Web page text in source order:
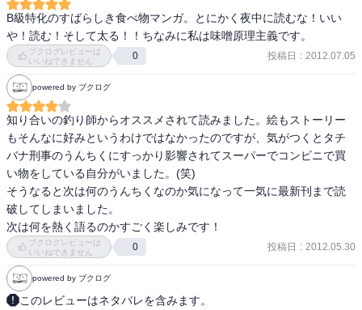
牛丼とかカレーとか立ち食いそばとかインスタントラーメンとか餃
子の王将とか、具体的な店名や商品名（実在）もあげつつ、ひたす
ら食い物について刑事タチバナがこだわりを語る漫画。
それがもう、今思い出しても腹が減る！！
そして金がかからない！！（笑）
いいマンガだ、２巻以降も買おう。あと行こう。
B級特化のすばらしき食べ物マンガ。とにかく夜中に読むな！いい
や！読む！そして太る！！ちなみに私は味噌原理主義です。
ブクログレビューは
いいねできません
0 投稿日 : 2012.07.05
powered by ブクログ
知り合いの釣り師からオススメされて読みました。絵もストーリー
もそんなに好みというわけではなかったのですが、気がつくとタチ
バナ刑事のうんちくにすっかり影響されてスーパーでコンビニで買
い物をしている自分がいました。(笑)
そうなると次は何のうんちくなのか気になって一気に最新刊まで読
破してしまいました。
次は何を熱く語るのかすごく楽しみです！
ブクログレビューは
いいねできません
0 投稿日 : 2012.05.30
powered by ブクログ
このレビューはネタバレを含みます。